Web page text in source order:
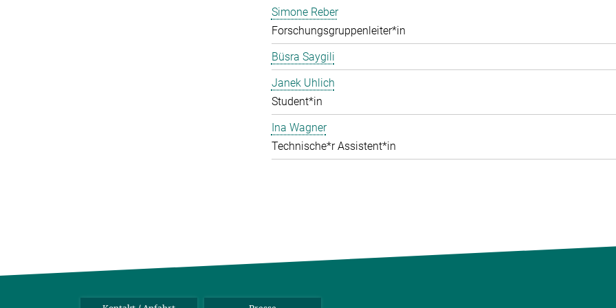
Simone Reber
Forschungsgruppenleiter*in
Büsra Saygili
Janek Uhlich
Student*in
Ina Wagner
Technische*r Assistent*in